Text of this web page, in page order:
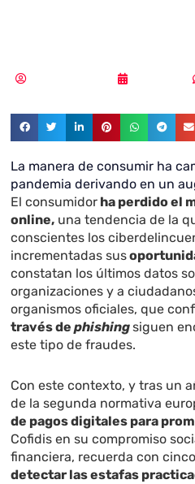
La manera de consumir ha
pandemia derivando en un
El consumidor ha perdido el
online, una tendencia de la
conscientes los
incrementadas sus
constatan los últimos datos
organizaciones y a
organismos oficiales, que
través dephishingsiguen
este tipo de fraudes.
Con este contexto, y tras un
de la segunda normativa
de pagos digitales para
Cofidis en su compromiso
financiera, recuerda con
detectar las estafas